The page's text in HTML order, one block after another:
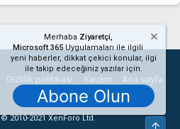
Gizlilik politikası Yardım Ana sayfa
© 2010-2021 XenForo Ltd.
Merhaba Ziyaretçi,
Microsoft 365Uygulamaları ile ilgili
yeni haberler, dikkat çekici konular, ilgi
ile takip edeceğiniz yazılar için.
Abone Olun
Üst